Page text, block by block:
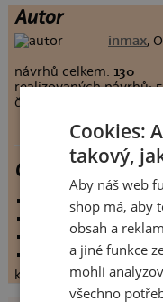
Autor
inmax,
návrhů celkem: 130
realizovaných návrhů:
člen Bastard.cz:
Chucky
vystaveno:
20.9.2013
hodnoceno:
29 krát
komentářů: 6.62069
koupilo by: 6 lidí
konečné hodnocení:
Cookies:
takový,
Aby náš web
shop má, aby
obsah a
a jiné funkce
mohli
všechno